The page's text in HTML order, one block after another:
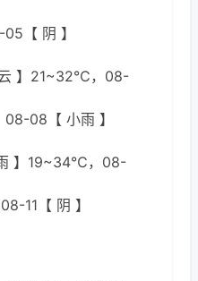
【 阴 】
】21~32℃，08-
08【 小雨 】
】19~34℃，08-
11【 阴 】